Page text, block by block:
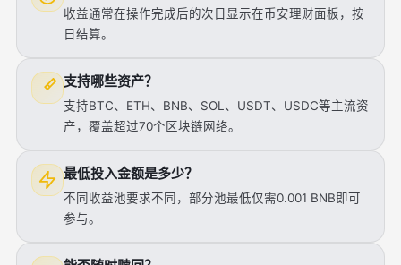
收益通常在操作完成后的次日显示在币安理财面板，按
日结算。
支持哪些资产？
支持BTC、ETH、BNB、SOL、USDT、USDC等主流资
产，覆盖超过70个区块链网络。
最低投入金额是多少？
不同收益池要求不同，部分池最低仅需0.001 BNB即可
参与。